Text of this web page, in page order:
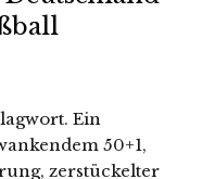
Ein
50+1,
zerstückelter